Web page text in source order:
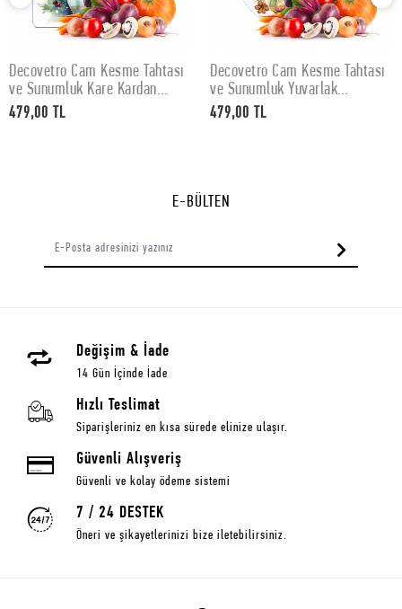
SEPETE EKLE
Decovetro Cam Kesme Tahtası
ve Sunumluk Kare Kardan
Adam Desenli 30 x 30 cm
479,00 TL
SEPETE EKLE
Decovetro Cam Kesme Tahtası
ve Sunumluk Yuvarlak
Gingerbread Yılbaşı Kurabiye
Desenli 30 x 30 cm
479,00 TL
E-BÜLTEN
Değişim & İade
14 Gün İçinde İade
Hızlı Teslimat
Siparişleriniz en kısa sürede elinize ulaşır.
Güvenli Alışveriş
Güvenli ve kolay ödeme sistemi
7 / 24 DESTEK
Öneri ve şikayetlerinizi bize iletebilirsiniz.